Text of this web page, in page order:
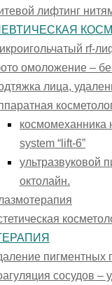
лифтинг
rf-
омоложение –
лица,
космомеханника
system “lift-6”
ультразвуковой
октолайн.
пигментных
сосудов –